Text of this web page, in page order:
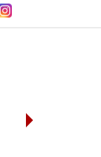
1971. december